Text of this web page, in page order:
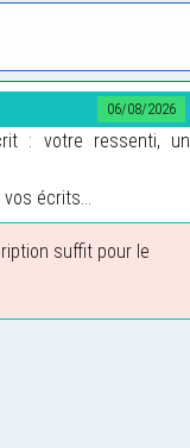
06/08/2026
: votre ressenti, un
écrits...
suffit pour le